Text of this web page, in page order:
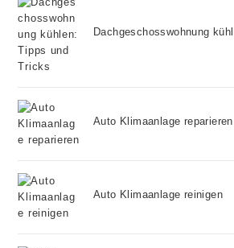
Dachgeschosswohnung
Auto Klimaanlage reparieren
Auto Klimaanlage reinigen